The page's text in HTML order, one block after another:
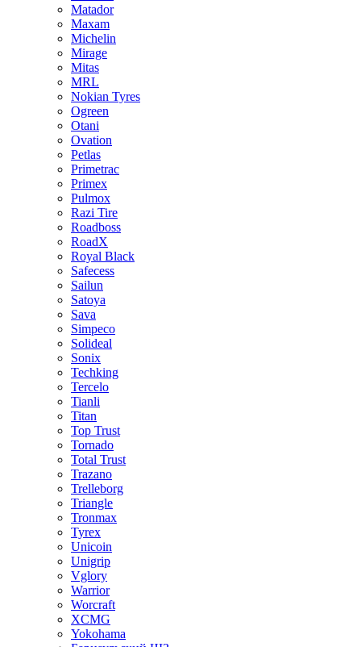
Matador
Maxam
Michelin
Mirage
Mitas
MRL
Nokian Tyres
Ogreen
Otani
Ovation
Petlas
Primetrac
Primex
Pulmox
Razi Tire
Roadboss
RoadX
Royal Black
Safecess
Sailun
Satoya
Sava
Simpeco
Solideal
Sonix
Techking
Tercelo
Tianli
Titan
Top Trust
Tornado
Total Trust
Trazano
Trelleborg
Triangle
Tronmax
Tyrex
Unicoin
Unigrip
Vglory
Warrior
Worcraft
XCMG
Yokohama